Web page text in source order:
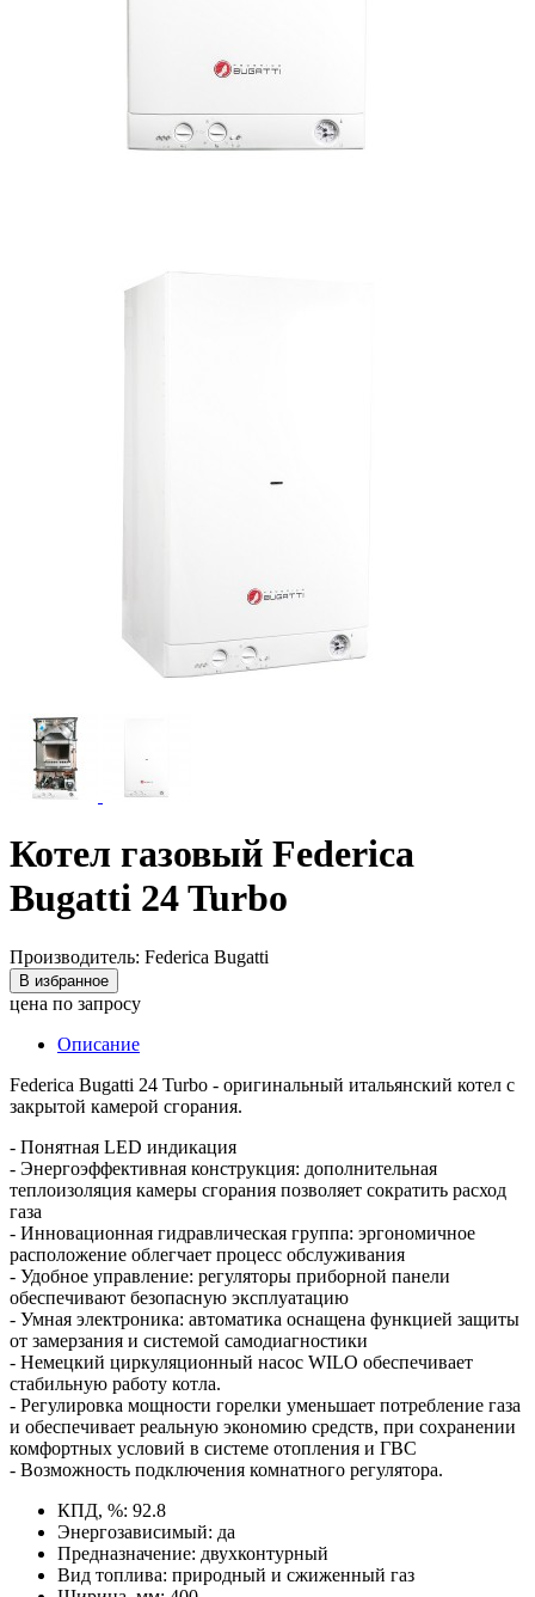
Котел газовый Federica
Bugatti 24 Turbo
Производитель: Federica Bugatti
В избранное
цена по запросу
Описание
Federica Bugatti 24 Turbo - оригинальный итальянский котел с
закрытой камерой сгорания.
- Понятная LED индикация
- Энергоэффективная конструкция: дополнительная
теплоизоляция камеры сгорания позволяет сократить расход
газа
- Инновационная гидравлическая группа: эргономичное
расположение облегчает процесс обслуживания
- Удобное управление: регуляторы приборной панели
обеспечивают безопасную эксплуатацию
- Умная электроника: автоматика оснащена функцией защиты
от замерзания и системой самодиагностики
- Немецкий циркуляционный насос WILO обеспечивает
стабильную работу котла.
- Регулировка мощности горелки уменьшает потребление газа
и обеспечивает реальную экономию средств, при сохранении
комфортных условий в системе отопления и ГВС
- Возможность подключения комнатного регулятора.
КПД, %: 92.8
Энергозависимый: да
Предназначение: двухконтурный
Вид топлива: природный и сжиженный газ